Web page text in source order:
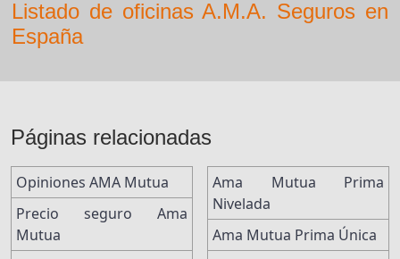
Listado de oficinas A.M.A. Seguros en
España
Páginas relacionadas
Opiniones AMA Mutua
Precio seguro Ama
Mutua
Ama Mutua Prima
Nivelada
Ama Mutua Prima Única